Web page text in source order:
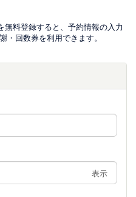
料登録すると、予約情報の入力
・回数券を利用できます。
表示